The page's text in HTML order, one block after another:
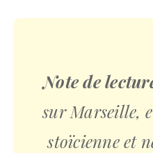
Note de
sur Marseille,
stoïcienne et